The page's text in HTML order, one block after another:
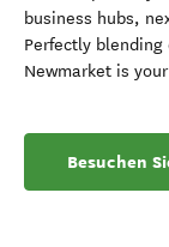
business hubs,
Perfectly
Newmarket is
Besuchen